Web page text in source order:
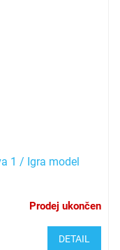
1 / Igra model
Prodej ukončen
DETAIL